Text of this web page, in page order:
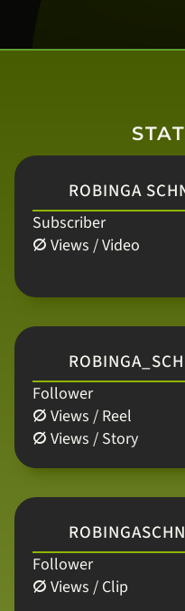
ROBINGA
Subscriber
ⵁ Views / Video
Follower
ⵁ Views / Reel
ⵁ Views / Story
Follower
ⵁ Views / Clip